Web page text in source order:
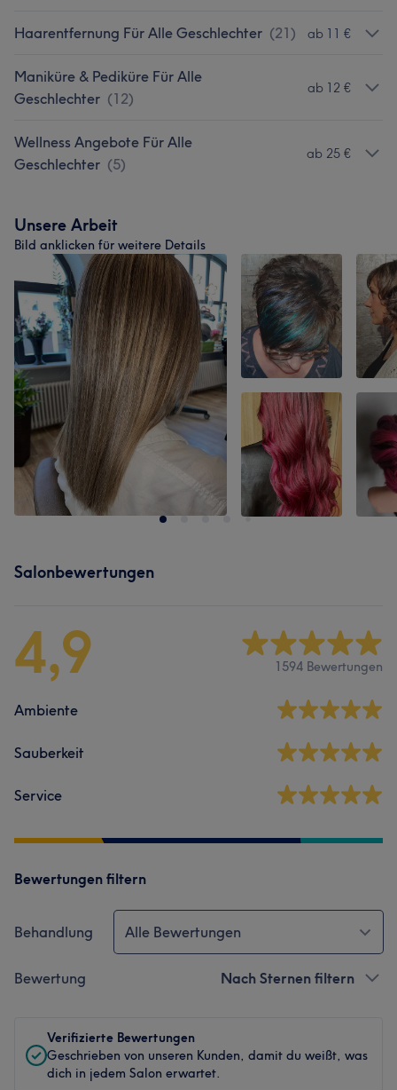
Haarentfernung Für Alle Geschlechter (21) ab 11 €
Maniküre & Pediküre Für Alle
Geschlechter (12)
ab 12 €
Wellness Angebote Für Alle
Geschlechter (5)
ab 25 €
Unsere Arbeit
Bild anklicken für weitere Details
Salonbewertungen
4,9 1594 Bewertungen
Ambiente
Sauberkeit
Service
Bewertungen filtern
Behandlung Alle Bewertungen
Bewertung Nach Sternen filtern
Verifizierte Bewertungen
Geschrieben von unseren Kunden, damit du weißt, was
dich in jedem Salon erwartet.